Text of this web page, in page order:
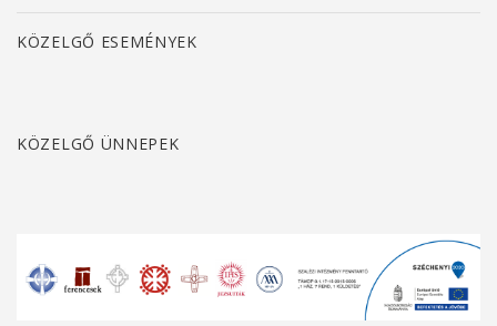
KÖZELGŐ ESEMÉNYEK
KÖZELGŐ ÜNNEPEK